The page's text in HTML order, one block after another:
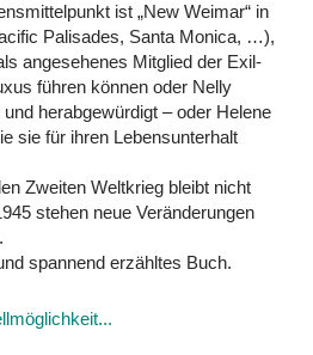
ist „New Weimar“ in
Palisades, Santa Monica, …),
angesehenes Mitglied der Exil-
führen können oder Nelly
herabgewürdigt – oder Helene
sie für ihren Lebensunterhalt
Zweiten Weltkrieg bleibt nicht
stehen neue Veränderungen
spannend erzähltes Buch.